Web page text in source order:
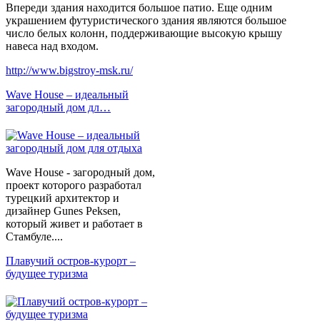
Впереди здания находится большое патио. Еще одним
украшением футуристического здания являются большое
число белых колонн, поддерживающие высокую крышу
навеса над входом.
http://www.bigstroy-msk.ru/
Wave House – идеальный
загородный дом дл…
Wave House - загородный дом,
проект которого разработал
турецкий архитектор и
дизайнер Gunes Peksen,
который живет и работает в
Стамбуле....
Плавучий остров-курорт –
будущее туризма